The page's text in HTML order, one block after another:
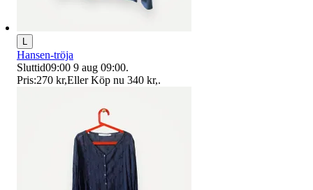
Hansen-tröja
Sluttid09:00 9 aug 09:00.
Pris:270 kr,Eller Köp nu 340 kr,.